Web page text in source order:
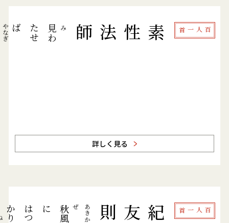
百人一首
素性法師
見 み
わ
た せ
ば
やなぎ
詳しく見る
百人一首
紀友則
秋風 あ
き
か
ぜ
に
は
つ
か
り